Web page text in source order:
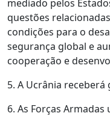
mediado pelos
questões
condições para o
segurança global e
cooperação e
5. A Ucrânia
6. As Forças